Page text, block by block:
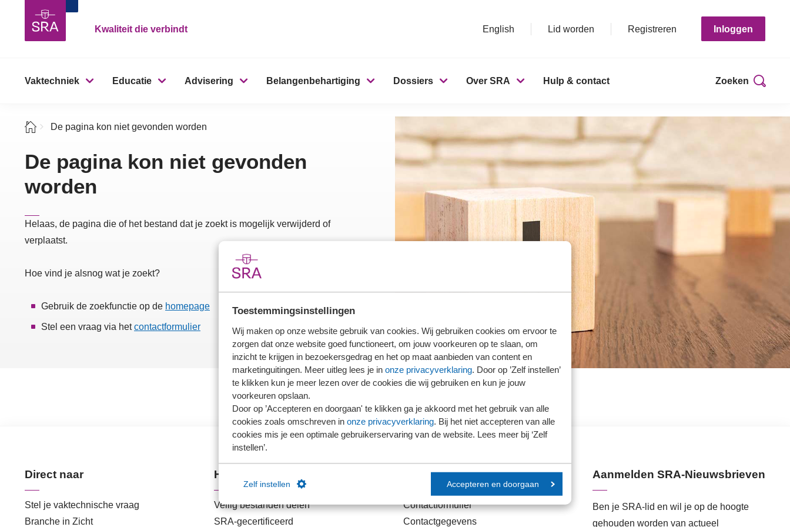
Toestemmingsinstellingen
Wij maken op onze website gebruik van cookies. Wij gebruiken cookies om ervoor te
zorgen dat onze website goed functioneert, om jouw voorkeuren op te slaan, om
inzicht te krijgen in bezoekersgedrag en het op maat aanbieden van content en
marketinguitingen. Meer uitleg lees je in onze privacyverklaring. Door op ’Zelf instellen’
te klikken kun je meer lezen over de cookies die wij gebruiken en kun je jouw
voorkeuren opslaan.
Door op ’Accepteren en doorgaan' te klikken ga je akkoord met het gebruik van alle
cookies zoals omschreven in onze privacyverklaring. Bij het niet accepteren van alle
cookies mis je een optimale gebruikerservaring van de website. Lees meer bij ‘Zelf
instellen’.
Zelf instellen Accepteren en doorgaan
Kwaliteit die verbindt English Lid worden Registreren Inloggen
Vaktechniek Educatie Advisering Belangenbehartiging Dossiers Over SRA Hulp & contact Zoeken
De pagina kon niet gevonden worden
De pagina kon niet gevonden
worden
Helaas, de pagina die of het bestand dat je zoekt is mogelijk verwijderd of
verplaatst.
Hoe vind je alsnog wat je zoekt?
Gebruik de zoekfunctie op de homepage
Stel een vraag via hetcontactformulier
Direct naar
Stel je vaktechnische vraag
Branche in Zicht
Handige links
Veilig bestanden delen
SRA-gecertificeerd
Contact
Contactformulier
Contactgegevens
Aanmelden SRA-Nieuwsbrieven
Ben je SRA-lid en wil je op de hoogte
gehouden worden van actueel